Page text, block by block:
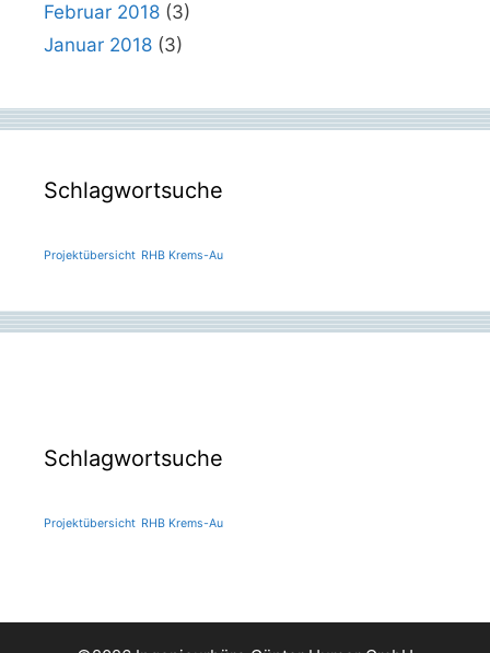
Februar 2018 (3)
Januar 2018 (3)
Schlagwortsuche
Projektübersicht RHB Krems-Au
Schlagwortsuche
Projektübersicht RHB Krems-Au